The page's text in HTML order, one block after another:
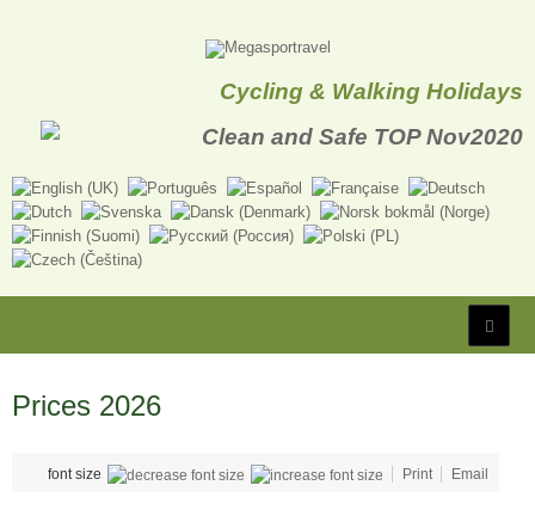
Cycling & Walking Holidays
Prices 2026
font size Print Email